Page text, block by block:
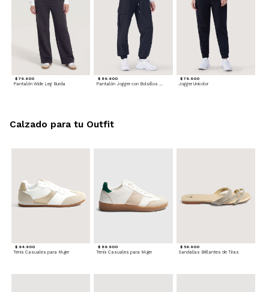
$ 79.900
Pantalón Wide Leg Burda
$ 89.900
Pantalón Jogger con Bolsillos Cargo
$ 79.900
Jogger Unicolor
$ 94.900
Tenis Casuales para Mujer
$ 89.900
Tenis Casuales para Mujer
$ 59.900
Sandalias Brillantes de Tiras
Calzado para tu Outfit